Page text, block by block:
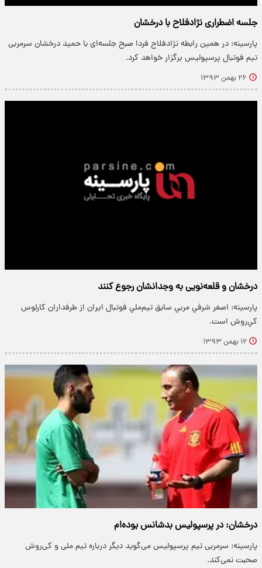
جلسه اضطراری نژادفلاح با درخشان
پارسینه: در همین رابطه نژادفلاح فردا صبح جلسه‌ای با حمید درخشان سرمربی
تیم فوتبال پرسپولیس برگزار خواهد کرد.
۲۶ بهمن ۱۳۹۳
درخشان و قلعه‌نویی به وجدانشان رجوع کنند
پارسینه: اصغر شرفي مربي سابق تيم‌ملي فوتبال ايران از طرفداران کارلوس
کي‌روش است.
۱۲ بهمن ۱۳۹۳
درخشان: در پرسپولیس بدشانس بوده‌ام
پارسینه: سرمربی تیم پرسپولیس می‌گوید دیگر درباره تیم ملی و کی‌روش
صحبت نمی‌کند.